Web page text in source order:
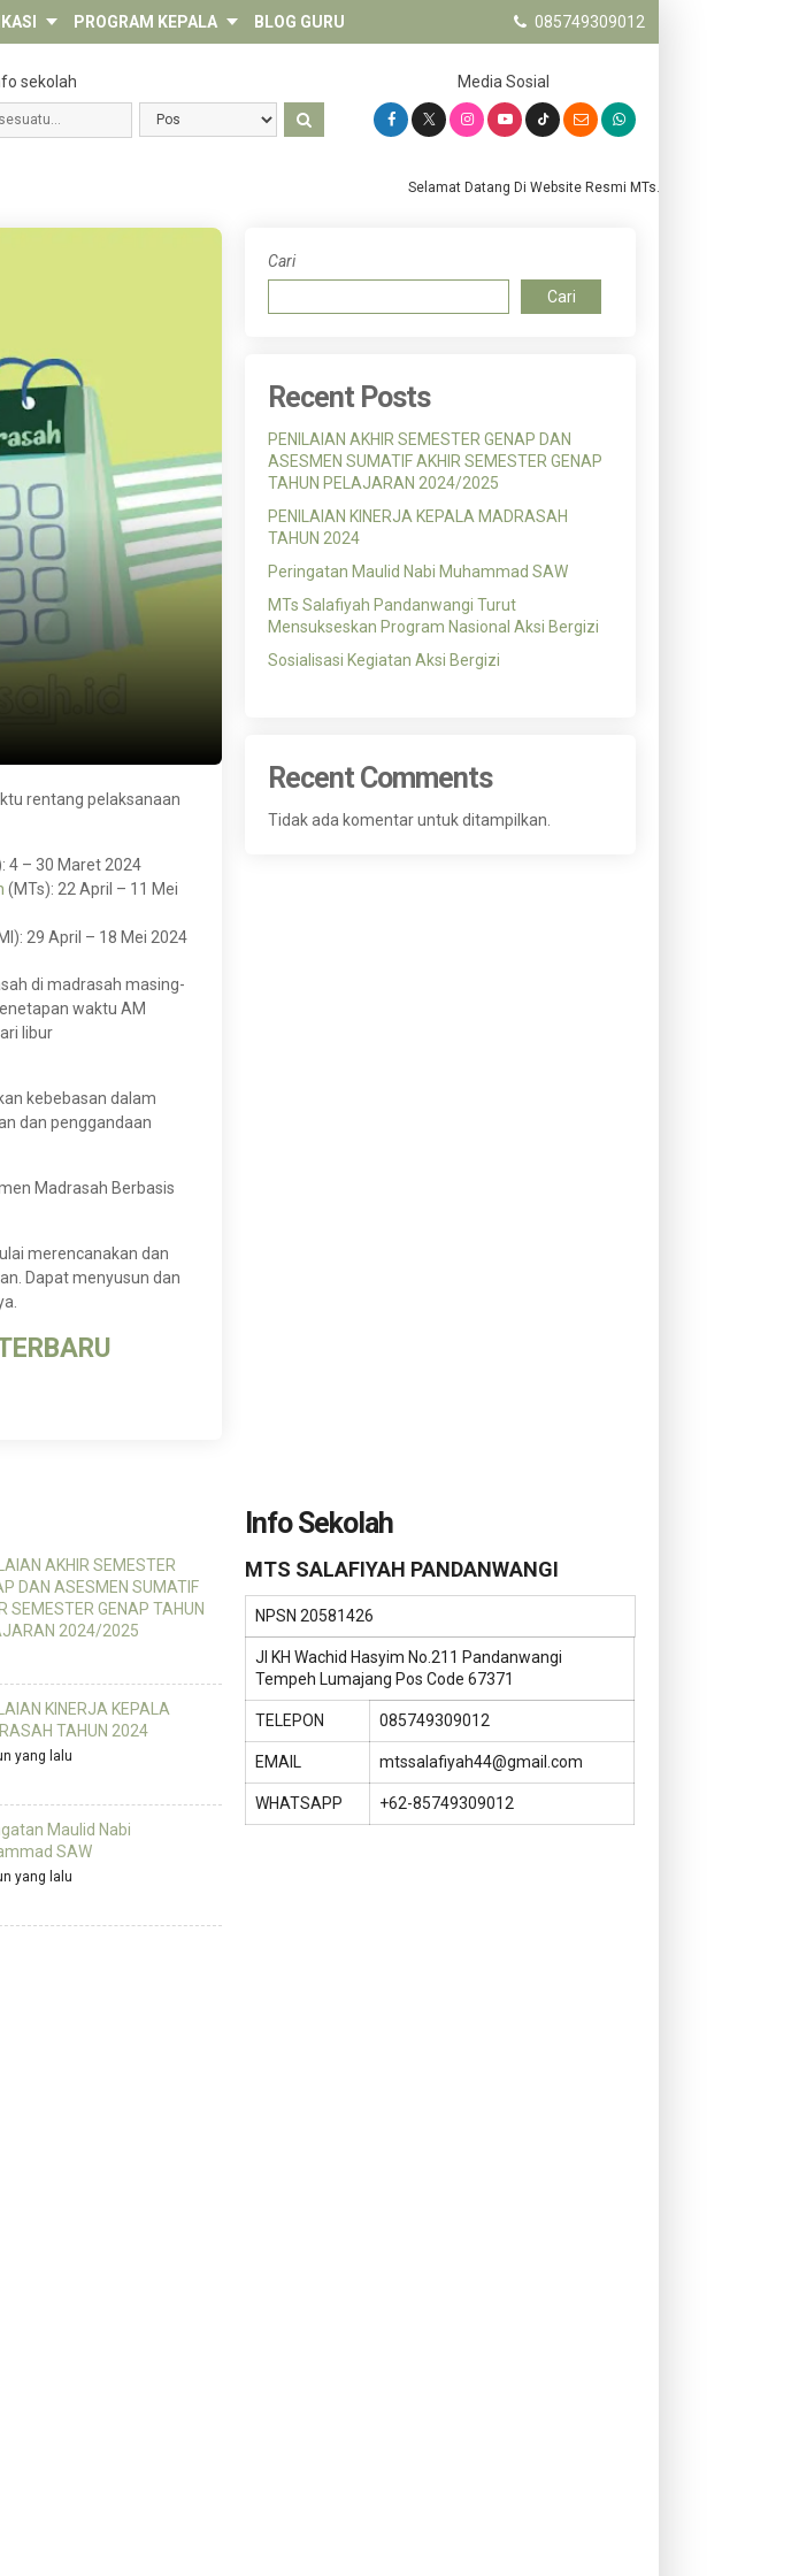
PROGRAM KEPALA BLOG GURU 085749309012
sekolah Media Sosial
Selamat Datang Di Website Resmi MTs. Salafiyah
rentang pelaksanaan
4 – 30 Maret 2024
(MTs): 22 April – 11 Mei
29 April – 18 Mei 2024
di madrasah masing-
waktu AM
libur
kebebasan dalam
dan penggandaan
Madrasah Berbasis
merencanakan dan
Dapat menyusun dan
Cari
Cari
Recent Posts
PENILAIAN AKHIR SEMESTER GENAP DAN
ASESMEN SUMATIF AKHIR SEMESTER GENAP
TAHUN PELAJARAN 2024/2025
PENILAIAN KINERJA KEPALA MADRASAH
TAHUN 2024
Peringatan Maulid Nabi Muhammad SAW
MTs Salafiyah Pandanwangi Turut
Mensukseskan Program Nasional Aksi Bergizi
Sosialisasi Kegiatan Aksi Bergizi
Recent Comments
Tidak ada komentar untuk ditampilkan.
AKHIR SEMESTER
DAN ASESMEN SUMATIF
SEMESTER GENAP TAHUN
2024/2025
KINERJA KEPALA
TAHUN 2024
yang lalu
Maulid Nabi
SAW
yang lalu
Info Sekolah
MTS SALAFIYAH PANDANWANGI
NPSN 20581426
Jl KH Wachid Hasyim No.211 Pandanwangi
Tempeh Lumajang Pos Code 67371
TELEPON 085749309012
EMAIL mtssalafiyah44@gmail.com
WHATSAPP +62-85749309012